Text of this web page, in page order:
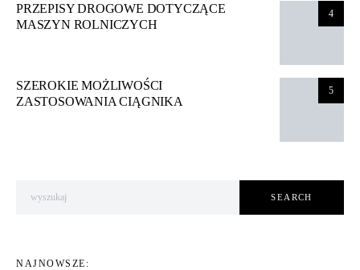
4
PRZEPISY DROGOWE DOTYCZĄCE
MASZYN ROLNICZYCH
5
SZEROKIE MOŻLIWOŚCI
ZASTOSOWANIA CIĄGNIKA
SEARCH
NAJNOWSZE: